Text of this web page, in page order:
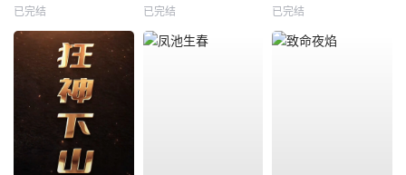
已完结 已完结 已完结